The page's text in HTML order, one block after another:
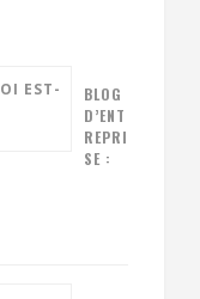
BLOG
D’ENT
REPRI
SE :